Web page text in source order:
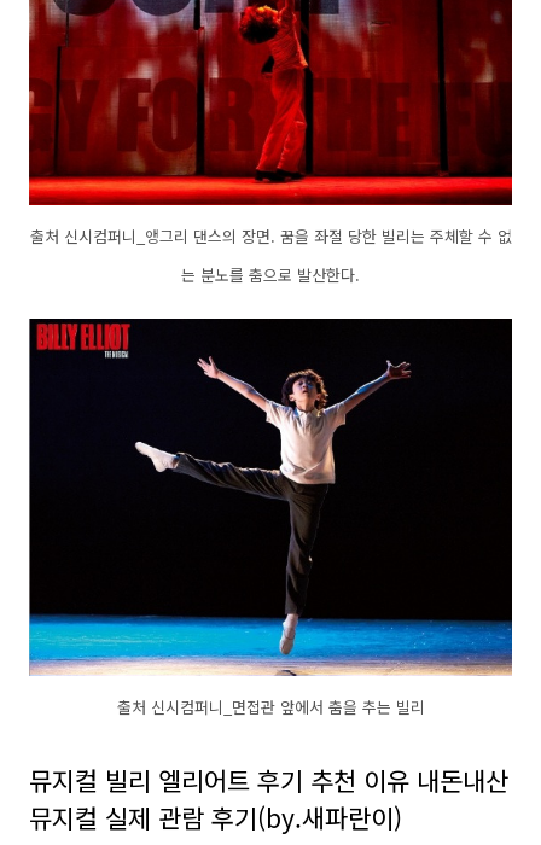
출처 신시컴퍼니_앵그리 댄스의 장면. 꿈을 좌절 당한 빌리는 주체할 수 없
는 분노를 춤으로 발산한다.
출처 신시컴퍼니_면접관 앞에서 춤을 추는 빌리
뮤지컬 빌리 엘리어트 후기 추천 이유 내돈내산
뮤지컬 실제 관람 후기(by.새파란이)